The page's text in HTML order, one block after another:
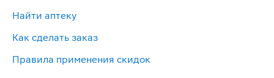
Найти аптеку
Как сделать заказ
Правила применения скидок